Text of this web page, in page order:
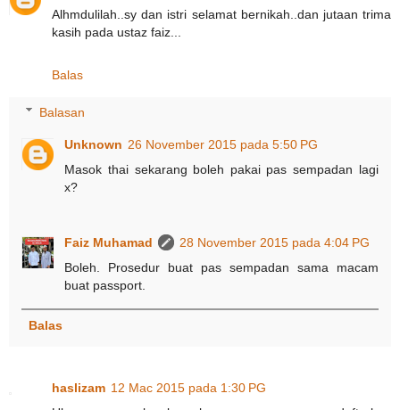
Alhmdulilah..sy dan istri selamat bernikah..dan jutaan trima
kasih pada ustaz faiz...
Balas
Balasan
Unknown 26 November 2015 pada 5:50 PG
Masok thai sekarang boleh pakai pas sempadan lagi
x?
Faiz Muhamad
28 November 2015 pada 4:04 PG
Boleh. Prosedur buat pas sempadan sama macam
buat passport.
Balas
haslizam 12 Mac 2015 pada 1:30 PG